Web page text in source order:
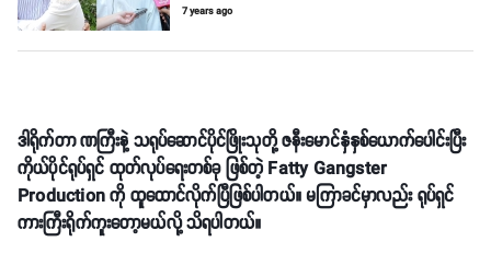
7 years ago
ဒါရိုက်တာ ဏကြီးနဲ့ သရုပ်ဆောင်ပိုင်ဖြိုးသုတို့ ဇနီးမောင်နှံနှစ်ယောက်ပေါင်းပြီး
ကိုယ်ပိုင်ရုပ်ရှင် ထုတ်လုပ်ရေးတစ်ခု ဖြစ်တဲ့ Fatty Gangster
Production ကို ထူထောင်လိုက်ပြီဖြစ်ပါတယ်။ မကြာခင်မှာလည်း ရုပ်ရှင်
ကားကြီးရိုက်ကူးတော့မယ်လို့ သိရပါတယ်။